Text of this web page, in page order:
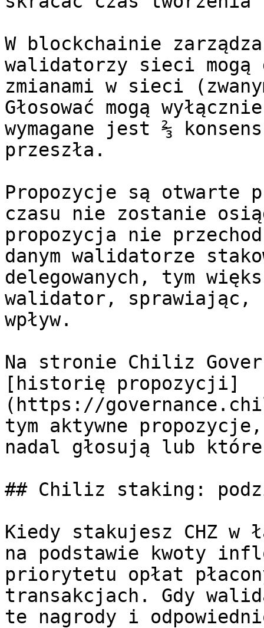
W blockchainie
walidatorzy sieci mogą
zmianami w sieci
Głosować mogą
wymagane jest ⅔
przeszła.
Propozycje są
czasu nie zostanie
propozycja nie
danym walidatorze
delegowanych, tym
walidator, sprawiając,
wpływ.
Na stronie Chiliz
[historię propozycji]
(https://
tym aktywne
nadal głosują lub
## Chiliz staking:
Kiedy stakujesz CHZ w
na podstawie kwoty
priorytetu opłat
transakcjach. Gdy
te nagrody i